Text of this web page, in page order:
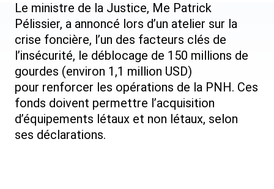
Le ministre de la Justice, Me Patrick
Pélissier, a annoncé lors d’un atelier sur la
crise foncière, l’un des facteurs clés de
l’insécurité, le déblocage de 150 millions de
gourdes (environ 1,1 million USD)
pour renforcer les opérations de la PNH. Ces
fonds doivent permettre l’acquisition
d’équipements létaux et non létaux, selon
ses déclarations.